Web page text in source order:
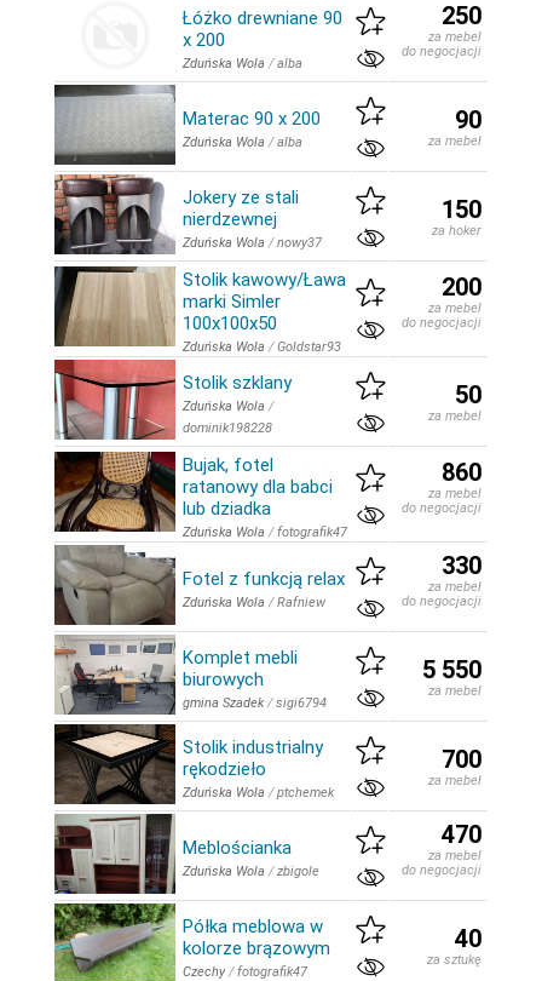
Łóżko drewniane 90
x 200
Zduńska Wola /alba
250
za mebel
do negocjacji
Materac 90 x 200
Zduńska Wola /alba
90
za mebel
Jokery ze stali
nierdzewnej
Zduńska Wola /nowy37
150
za hoker
Stolik kawowy/Ława
marki Simler
100x100x50
Zduńska Wola /Goldstar93
200
za mebel
do negocjacji
Stolik szklany
Zduńska Wola /
dominik198228
50
za mebel
Bujak, fotel
ratanowy dla babci
lub dziadka
Zduńska Wola /fotografik47
860
za mebel
do negocjacji
Fotel z funkcją relax
Zduńska Wola /Rafniew
330
za mebel
do negocjacji
Komplet mebli
biurowych
gmina Szadek/sigi6794
5 550
za mebel
Stolik industrialny
rękodzieło
Zduńska Wola /ptchemek
700
za mebel
Meblościanka
Zduńska Wola /zbigole
470
za mebel
do negocjacji
Półka meblowa w
kolorze brązowym
Czechy /fotografik47
40
za sztukę